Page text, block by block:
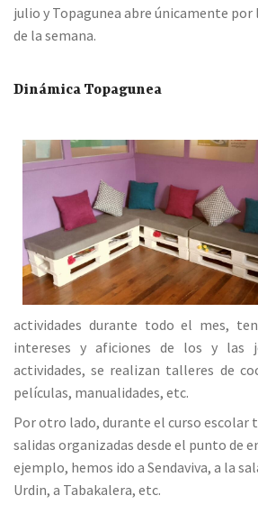
julio y Topagunea abre únicamente
de la semana.
Dinámica Topagunea
actividades durante todo el mes,
intereses y aficiones de los y las
actividades, se realizan talleres de
películas, manualidades, etc.
Por otro lado, durante el curso escolar
salidas organizadas desde el punto de
ejemplo, hemos ido a Sendaviva, a la
Urdin, a Tabakalera, etc.